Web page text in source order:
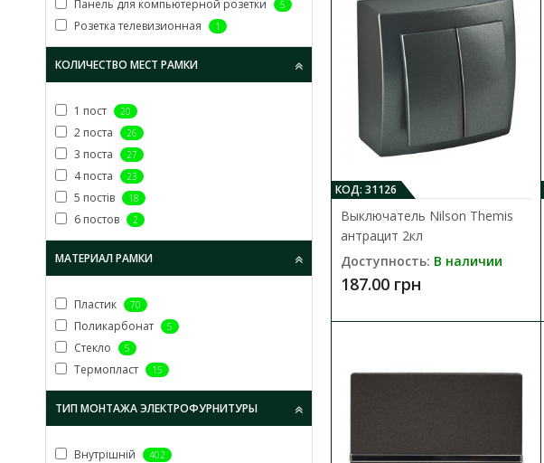
Панель для компьютерной розетки 5
Розетка телевизионная 1
КОЛИЧЕСТВО МЕСТ РАМКИ
1 пост 20
2 поста 26
3 поста 27
4 поста 23
5 постів 18
6 постов 2
МАТЕРИАЛ РАМКИ
Пластик 70
Поликарбонат 5
Стекло 5
Термопласт 15
ТИП МОНТАЖА ЭЛЕКТРОФУРНИТУРЫ
Внутрішній 402
КОД: 31126
Выключатель Nilson Themis
антрацит 2кл
Доступность: В наличии
187.00 грн